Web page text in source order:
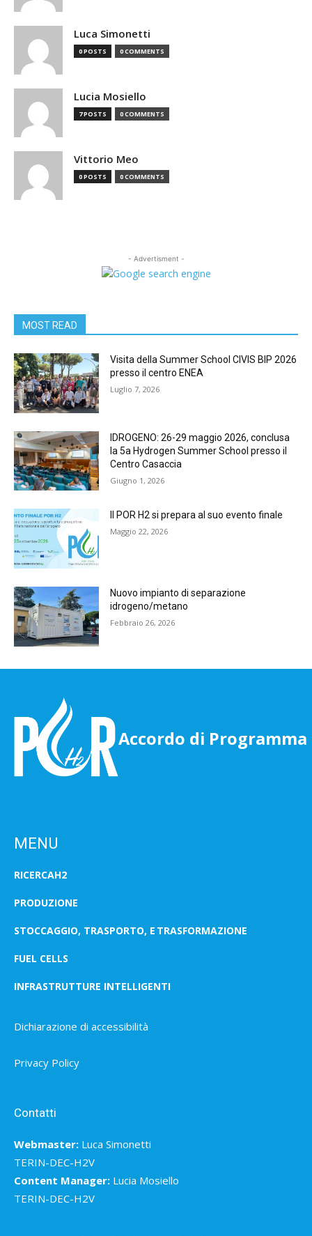
Luca Simonetti
0 POSTS 0 COMMENTS
Lucia Mosiello
7 POSTS 0 COMMENTS
Vittorio Meo
0 POSTS 0 COMMENTS
- Advertisment -
MOST READ
Visita della Summer School CIVIS BIP 2026
presso il centro ENEA
Luglio 7, 2026
IDROGENO: 26-29 maggio 2026, conclusa
la 5a Hydrogen Summer School presso il
Centro Casaccia
Giugno 1, 2026
Il POR H2 si prepara al suo evento finale
Maggio 22, 2026
Nuovo impianto di separazione
idrogeno/metano
Febbraio 26, 2026
Accordo di Programma
MENU
RICERCAH2
PRODUZIONE
STOCCAGGIO, TRASPORTO, E TRASFORMAZIONE
FUEL CELLS
INFRASTRUTTURE INTELLIGENTI
Dichiarazione di accessibilità
Privacy Policy
Contatti
Webmaster: Luca Simonetti
TERIN-DEC-H2V
Content Manager: Lucia Mosiello
TERIN-DEC-H2V